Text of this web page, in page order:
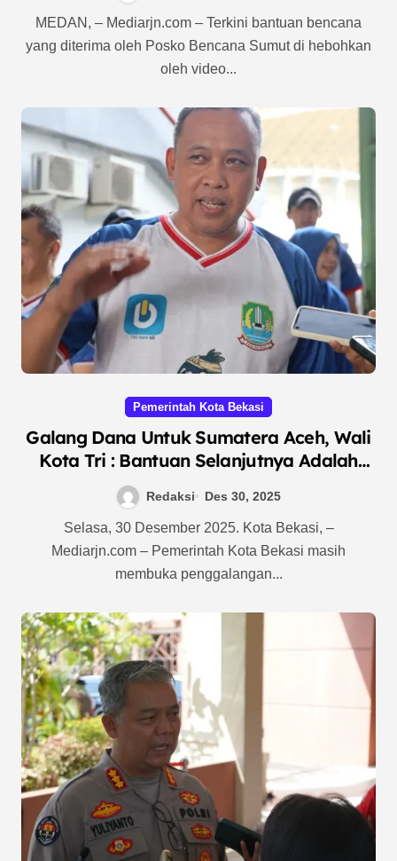
MEDAN, – Mediarjn.com – Terkini bantuan bencana
yang diterima oleh Posko Bencana Sumut di hebohkan
oleh video...
Pemerintah Kota Bekasi
Galang Dana Untuk Sumatera Aceh, Wali
Kota Tri : Bantuan Selanjutnya Adalah
Redaksi Des 30, 2025
Selasa, 30 Desember 2025. Kota Bekasi, –
Mediarjn.com – Pemerintah Kota Bekasi masih
membuka penggalangan...